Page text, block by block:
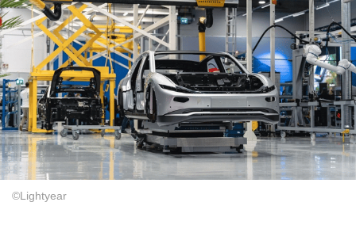
©Lightyear